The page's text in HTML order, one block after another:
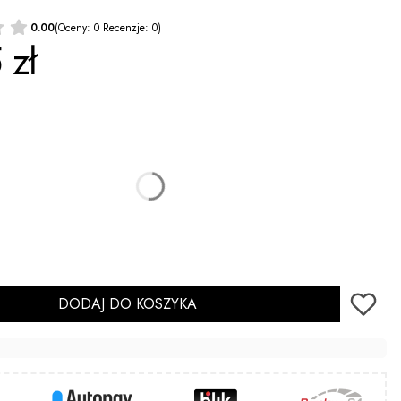
0.00(Oceny: 0 Recenzje: 0)
DODAJ DO KOSZYKA